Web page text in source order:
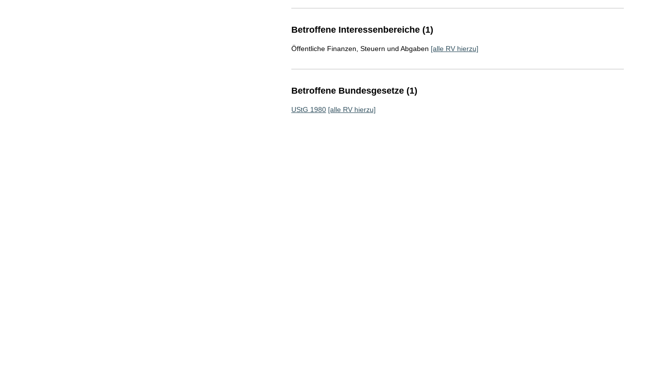
Betroffene Interessenbereiche (1)
Öffentliche Finanzen, Steuern und Abgaben [alle RV hierzu]
Betroffene Bundesgesetze (1)
UStG 1980 [alle RV hierzu]